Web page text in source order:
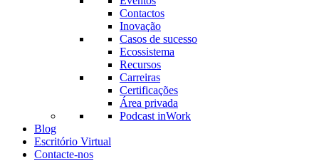
Contactos
Inovação
Casos de sucesso
Ecossistema
Recursos
Carreiras
Certificações
Área privada
Podcast inWork
Blog
Escritório Virtual
Contacte-nos